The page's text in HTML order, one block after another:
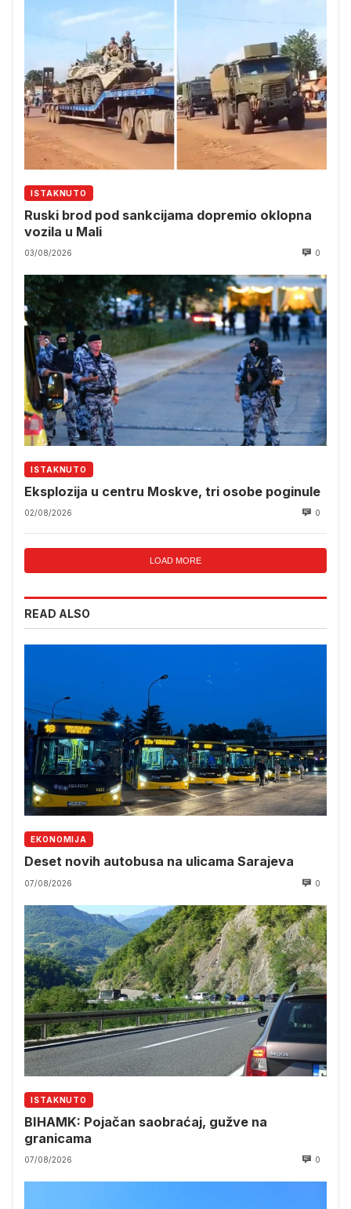
ISTAKNUTO
Ruski brod pod sankcijama dopremio oklopna
vozila u Mali
03/08/2026 0
ISTAKNUTO
Eksplozija u centru Moskve, tri osobe poginule
02/08/2026 0
LOAD MORE
READ ALSO
EKONOMIJA
Deset novih autobusa na ulicama Sarajeva
07/08/2026 0
ISTAKNUTO
BIHAMK: Pojačan saobraćaj, gužve na
granicama
07/08/2026 0